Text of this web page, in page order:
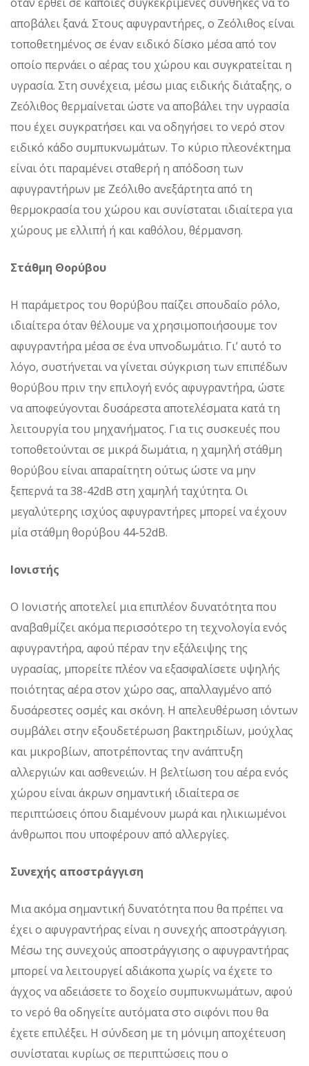
αποβάλει ξανά. Στους αφυγραντήρες, ο Ζεόλιθος είναι
τοποθετημένος σε έναν ειδικό δίσκο μέσα από τον
οποίο περνάει ο αέρας του χώρου και συγκρατείται η
υγρασία. Στη συνέχεια, μέσω μιας ειδικής διάταξης, ο
Ζεόλιθος θερμαίνεται ώστε να αποβάλει την υγρασία
που έχει συγκρατήσει και να οδηγήσει το νερό στον
ειδικό κάδο συμπυκνωμάτων. Το κύριο πλεονέκτημα
είναι ότι παραμένει σταθερή η απόδοση των
αφυγραντήρων με Ζεόλιθο ανεξάρτητα από τη
θερμοκρασία του χώρου και συνίσταται ιδιαίτερα για
χώρους με ελλιπή ή και καθόλου, θέρμανση.
Στάθμη Θορύβου
Η παράμετρος του θορύβου παίζει σπουδαίο ρόλο,
ιδιαίτερα όταν θέλουμε να χρησιμοποιήσουμε τον
αφυγραντήρα μέσα σε ένα υπνοδωμάτιο. Γι’ αυτό το
λόγο, συστήνεται να γίνεται σύγκριση των επιπέδων
θορύβου πριν την επιλογή ενός αφυγραντήρα, ώστε
να αποφεύγονται δυσάρεστα αποτελέσματα κατά τη
λειτουργία του μηχανήματος. Για τις συσκευές που
τοποθετούνται σε μικρά δωμάτια, η χαμηλή στάθμη
θορύβου είναι απαραίτητη ούτως ώστε να μην
ξεπερνά τα 38-42dB στη χαμηλή ταχύτητα. Οι
μεγαλύτερης ισχύος αφυγραντήρες μπορεί να έχουν
μία στάθμη θορύβου 44-52dB.
Ιονιστής
Ο Ιονιστής αποτελεί μια επιπλέον δυνατότητα που
αναβαθμίζει ακόμα περισσότερο τη τεχνολογία ενός
αφυγραντήρα, αφού πέραν την εξάλειψης της
υγρασίας, μπορείτε πλέον να εξασφαλίσετε υψηλής
ποιότητας αέρα στον χώρο σας, απαλλαγμένο από
δυσάρεστες οσμές και σκόνη. Η απελευθέρωση ιόντων
συμβάλει στην εξουδετέρωση βακτηριδίων, μούχλας
και μικροβίων, αποτρέποντας την ανάπτυξη
αλλεργιών και ασθενειών. Η βελτίωση του αέρα ενός
χώρου είναι άκρων σημαντική ιδιαίτερα σε
περιπτώσεις όπου διαμένουν μωρά και ηλικιωμένοι
άνθρωποι που υποφέρουν από αλλεργίες.
Συνεχής αποστράγγιση
Μια ακόμα σημαντική δυνατότητα που θα πρέπει να
έχει ο αφυγραντήρας είναι η συνεχής αποστράγγιση.
Μέσω της συνεχούς αποστράγγισης ο αφυγραντήρας
μπορεί να λειτουργεί αδιάκοπα χωρίς να έχετε το
άγχος να αδειάσετε το δοχείο συμπυκνωμάτων, αφού
το νερό θα οδηγείτε αυτόματα στο σιφόνι που θα
έχετε επιλέξει. Η σύνδεση με τη μόνιμη αποχέτευση
συνίσταται κυρίως σε περιπτώσεις που ο